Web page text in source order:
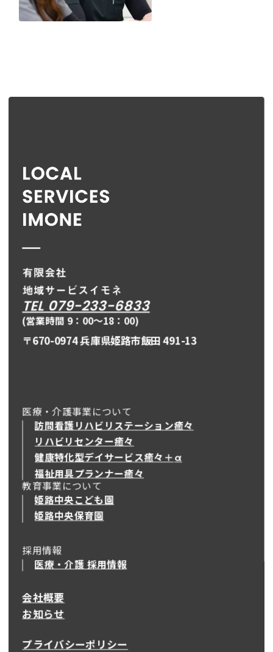
TEL 079-233-6833
(営業時間 9：00〜18：00)
〒670-0974 兵庫県姫路市飯田 491-13
医療・介護事業について
訪問看護リハビリステーション癒々
リハビリセンター癒々
健康特化型デイサービス癒々＋α
健康特化型デイサービス癒々＋
福祉用具プランナー癒々
教育事業について
姫路中央こども園
姫路中央保育園
採用情報
医療・介護 採用情報
会社概要
お知らせ
プライバシーポリシー